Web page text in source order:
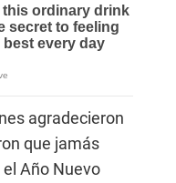
agradecieron
que jamás
Año Nuevo